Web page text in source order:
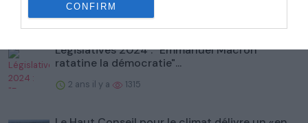
CONFIRM
2 ans il y a
Législatives 2024 : "Emmanuel Macron
ratatine la démocratie"...
2 ans il y a 1315